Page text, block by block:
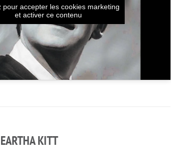
pour accepter les cookies marketing
et activer ce contenu
KITT